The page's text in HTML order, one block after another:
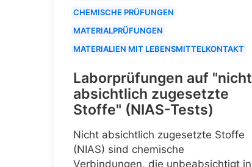
CHEMISCHE PRÜFUNGEN
MATERIALPRÜFUNGEN
MATERIALIEN MIT LEBENSMITTELKONTAKT
Laborprüfungen auf "nicht
absichtlich zugesetzte
Stoffe" (NIAS-Tests)
Nicht absichtlich zugesetzte Stoffe
(NIAS) sind chemische
Verbindungen, die unbeabsichtigt in